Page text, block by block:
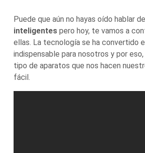
Puede que aún no hayas oído hablar
inteligentes pero hoy, te vamos a
ellas. La tecnología se ha convertido
indispensable para nosotros y por
tipo de aparatos que nos hacen
fácil.